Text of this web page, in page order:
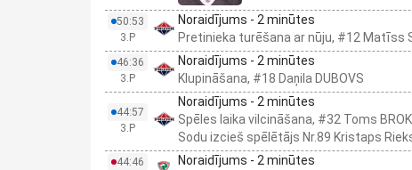
50:53
3.P
Noraidījums - 2 minūtes
Pretinieka turēšana ar nūju, #12 Matīss
46:36
3.P
Noraidījums - 2 minūtes
Klupināšana, #18 Daņila DUBOVS
44:57
3.P
Noraidījums - 2 minūtes
Spēles laika vilcināšana, #32 Toms
Sodu izcieš spēlētājs Nr.89 Kristaps
44:46
Noraidījums - 2 minūtes